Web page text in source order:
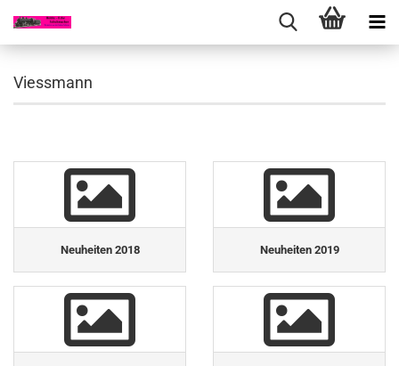
Viessmann
Neuheiten 2018 Neuheiten 2019